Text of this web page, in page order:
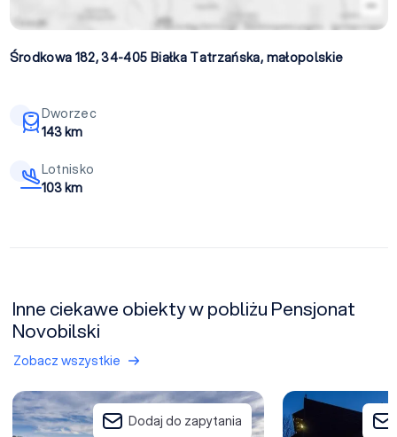
Środkowa 182, 34-405 Białka Tatrzańska, małopolskie
Dworzec
143 km
Lotnisko
103 km
Inne ciekawe obiekty w pobliżu Pensjonat
Novobilski
Zobacz wszystkie
Borowy Dwór - Biznes, Spa & Fun
Dodaj do zapytania
Hotel Carlina